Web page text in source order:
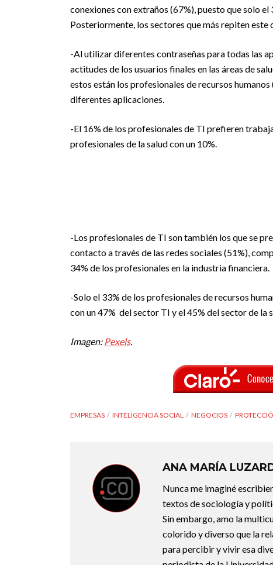
conexiones con extraños (67%), puesto que solo
Posteriormente, los sectores que más repiten
-Al utilizar diferentes contraseñas para todas las
actitudes de los usuarios finales en las áreas de
estos están los profesionales de recursos
diferentes aplicaciones.
-El 16% de los profesionales de TI prefieren
profesionales de la salud con un 10%.
-Los profesionales de TI son también los que se
contacto a través de las redes sociales (51%),
34% de los profesionales en la industria financiera.
-Solo el 33% de los profesionales de recursos
con un 47% del sector TI y el 45% del sector de la
Imagen: Pexels.
EMPRESAS INTELIGENCIA SOCIAL NEGOCIOS
ANA MARÍA
Nunca me imaginé
textos de sociología y
Sin embargo, amo la
colorido y diverso que la
para percibir y vivir esa